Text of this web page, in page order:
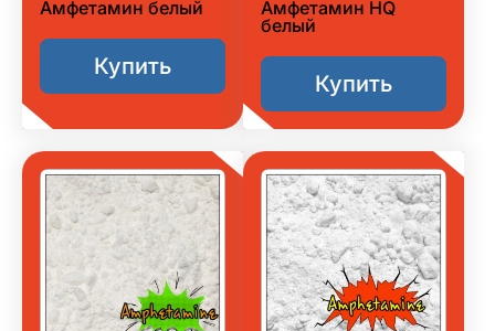
Амфетамин белый
Купить
Амфетамин HQ
белый
Купить